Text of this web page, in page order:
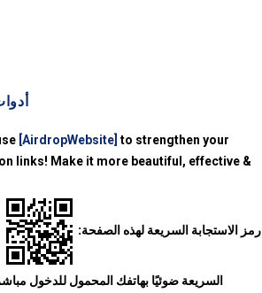
[AirdropWebsite] to strengthen your
links! Make it more beautiful, effective &
رمز الاستجابة السريعة لهذه الصفحة:
السريعة ضوئيًا بهاتفك المحمول للدخول